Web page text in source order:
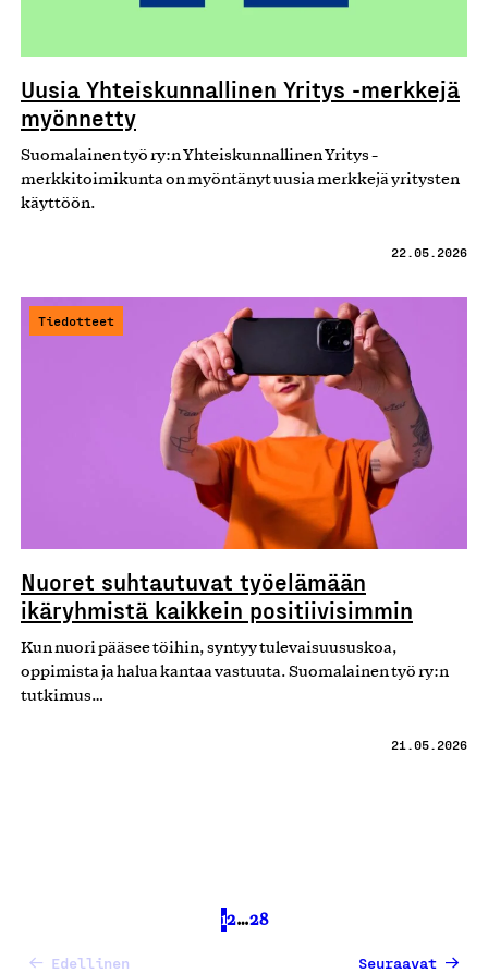
Uusia Yhteiskunnallinen Yritys -merkkejä
myönnetty
Suomalainen työ ry:n Yhteiskunnallinen Yritys -
merkkitoimikunta on myöntänyt uusia merkkejä yritysten
käyttöön.
22.05.2026
Tiedotteet
Nuoret suhtautuvat työelämään
ikäryhmistä kaikkein positiivisimmin
Kun nuori pääsee töihin, syntyy tulevaisuususkoa,
oppimista ja halua kantaa vastuuta. Suomalainen työ ry:n
tutkimus…
21.05.2026
Edellinen
12…28
Seuraavat